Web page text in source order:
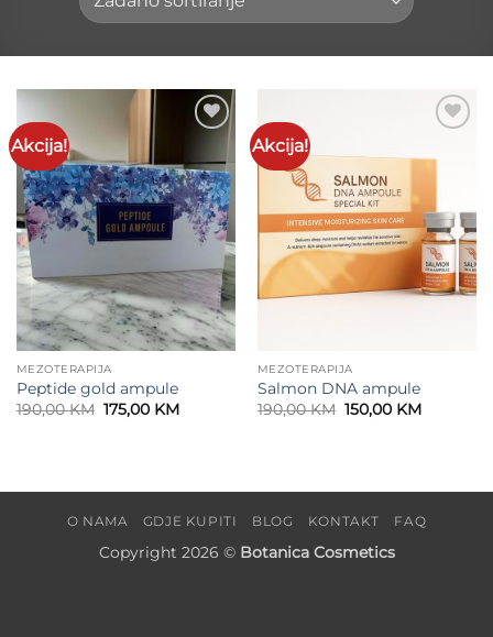
Akcija!
wishlist
MEZOTERAPIJA
Peptide gold ampule
190,00KM Original
price
175,00 KMCurrent
Akcija!
wishlist
MEZOTERAPIJA
Salmon DNA ampule
190,00KM Original
price
150,00 KMCurrent
O NAMA GDJE KUPITI BLOG KONTAKT FAQ
Copyright 2026 © Botanica Cosmetics